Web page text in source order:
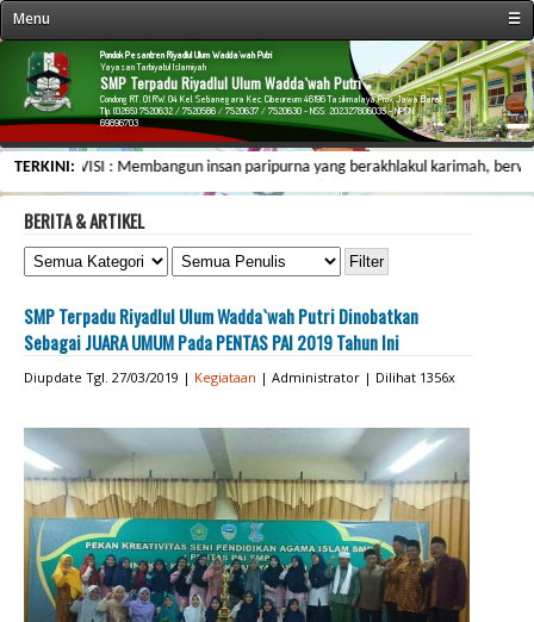
Menu
☰
« Beranda
Profil Sekolah
Fasilitas Sekolah
Kegiatan Sekolah
Data Personalia
Menu Siswa
Galeri & Arsip
Pondok Pesantren Riyadlul Ulum Wadda`wah Putri
Yayasan Tarbiyatul Islamiyah
SMP Terpadu Riyadlul Ulum Wadda`wah Putri
Condong RT. 01 RW. 04 Kel. Setianegara Kec. Cibeureum 46196 Tasikmalaya Prov. Jawa Barat
Tlp. (0265) 7520632 / 7520586 / 7520637 / 7520630 - NSS: 202327806035 - NPSN:
69896703
TERKINI:VISI : Membangun insan paripurna yang berakhlakul karimah,
BERITA & ARTIKEL
SMP Terpadu Riyadlul Ulum Wadda`wah Putri Dinobatkan
Sebagai JUARA UMUM Pada PENTAS PAI 2019 Tahun Ini
Diupdate Tgl. 27/03/2019 | Kegiataan | Administrator | Dilihat 1356x